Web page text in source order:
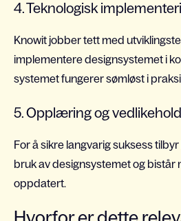
4. Teknologisk
Knowit jobber tett med
implementere designsystemet i
systemet fungerer sømløst i
5. Opplæring og vedlikehold
For å sikre langvarig suksess
bruk av designsystemet og bistår
oppdatert.